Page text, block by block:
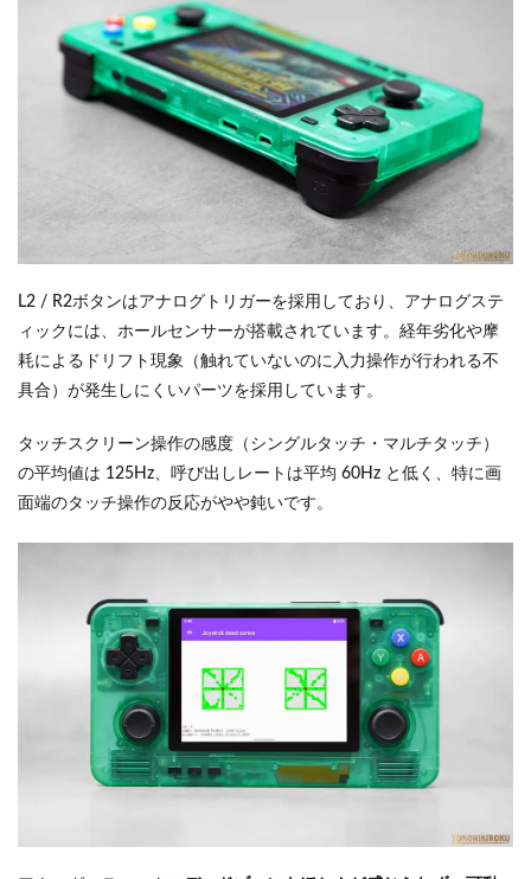
L2 / R2ボタンはアナログトリガーを採用しており、アナログステ
ィックには、ホールセンサーが搭載されています。経年劣化や摩
耗によるドリフト現象（触れていないのに入力操作が行われる不
具合）が発生しにくいパーツを採用しています。
タッチスクリーン操作の感度（シングルタッチ・マルチタッチ）
の平均値は 125Hz、呼び出しレートは平均 60Hz と低く、特に画
面端のタッチ操作の反応がやや鈍いです。